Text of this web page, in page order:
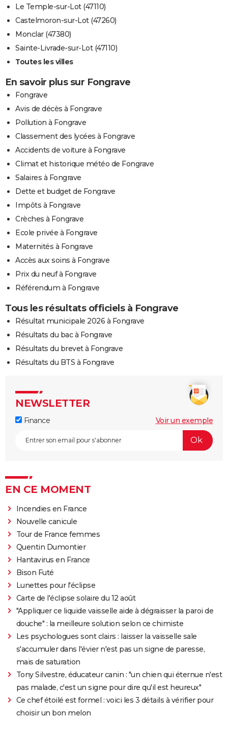
Le Temple-sur-Lot (47110)
Castelmoron-sur-Lot (47260)
Monclar (47380)
Sainte-Livrade-sur-Lot (47110)
Toutes les villes
En savoir plus sur Fongrave
Fongrave
Avis de décès à Fongrave
Pollution à Fongrave
Classement des lycées à Fongrave
Accidents de voiture à Fongrave
Climat et historique météo de Fongrave
Salaires à Fongrave
Dette et budget de Fongrave
Impôts à Fongrave
Crèches à Fongrave
Ecole privée à Fongrave
Maternités à Fongrave
Accès aux soins à Fongrave
Prix du neuf à Fongrave
Référendum à Fongrave
Tous les résultats officiels à Fongrave
Résultat municipale 2026 à Fongrave
Résultats du bac à Fongrave
Résultats du brevet à Fongrave
Résultats du BTS à Fongrave
NEWSLETTER
Finance Voir un exemple
EN CE MOMENT
Incendies en France
Nouvelle canicule
Tour de France femmes
Quentin Dumontier
Hantavirus en France
Bison Futé
Lunettes pour l'éclipse
Carte de l'éclipse solaire du 12 août
"Appliquer ce liquide vaisselle aide à dégraisser la paroi de
douche" : la meilleure solution selon ce chimiste
Les psychologues sont clairs : laisser la vaisselle sale
s'accumuler dans l'évier n'est pas un signe de paresse,
mais de saturation
Tony Silvestre, éducateur canin : "un chien qui éternue n'est
pas malade, c'est un signe pour dire qu'il est heureux"
Ce chef étoilé est formel : voici les 3 détails à vérifier pour
choisir un bon melon